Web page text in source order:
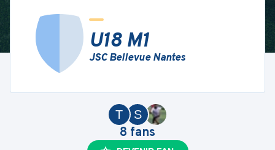
U18 M1
JSC Bellevue Nantes
S
T
8 fans